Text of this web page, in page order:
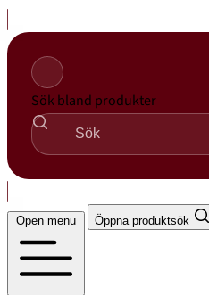
til
innhold
Sök bland produkter
Open menu Öppna produktsök